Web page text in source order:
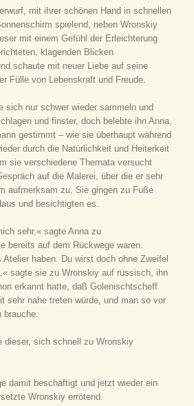
mit ihrer schönen Hand in schnellen
spielend, neben Wronskiy
mit einem Gefühl der Erleichterung
klagenden Blicken
schaute mit neuer Liebe auf seine
Fülle von Lebenskraft und Freude.
sich nur schwer wieder sammeln und
und finster, doch belebte ihn Anna,
gestimmt – wie sie überhaupt während
durch die Natürlichkeit und Heiterkeit
sie verschiedene Themata versucht
auf die Malerei, über die er sehr
aufmerksam zu. Sie gingen zu Fuße
und besichtigten es.
sehr,« sagte Anna zu
bereits auf dem Rückwege waren.
haben. Du wirst doch ohne Zweifel
sagte sie zu Wronskiy auf russisch, ihn
erkannt hatte, daß Golenischtscheff
sehr nahe treten würde, und man so vor
brauche.
dieser, sich schnell zu Wronskiy
damit beschäftigt und jetzt wieder ein
Wronskiy errötend.